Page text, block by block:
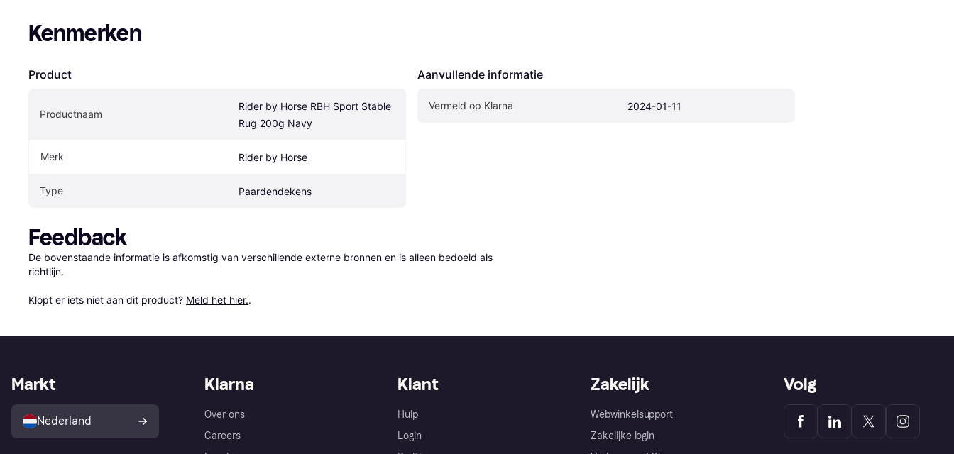
Kenmerken
Product
Productnaam
Rider by Horse RBH Sport Stable
Rug 200g Navy
Merk Rider by Horse
Type Paardendekens
Aanvullende informatie
Vermeld op Klarna 2024-01-11
Feedback
De bovenstaande informatie is afkomstig van verschillende externe bronnen en is alleen bedoeld als
richtlijn.
Klopt er iets niet aan dit product? Meld het hier..
Klarna
Over ons
Careers
Klant
Hulp
Login
Zakelijk
Webwinkelsupport
Zakelijke login
Markt
Nederland
Volg